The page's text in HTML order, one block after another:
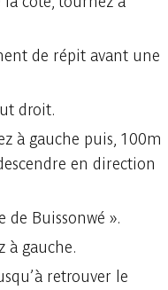
de répit avant une
droit.
à gauche puis, 100m
en direction
de Buissonwé ».
à gauche.
retrouver le